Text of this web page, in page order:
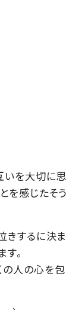
いを大切に思
を感じたそう
きするに決ま
。
の人の心を包